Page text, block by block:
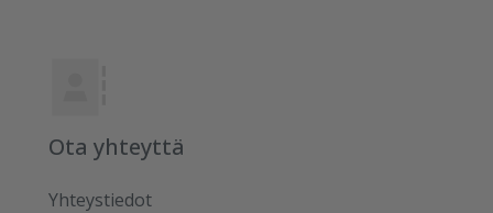
Ota yhteyttä
Yhteystiedot